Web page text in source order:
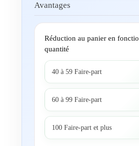
Avantages
Réduction au panier en
quantité
40 à 59 Faire-part
60 à 99 Faire-part
100 Faire-part et plus